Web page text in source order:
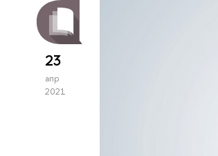
23
апр
2021